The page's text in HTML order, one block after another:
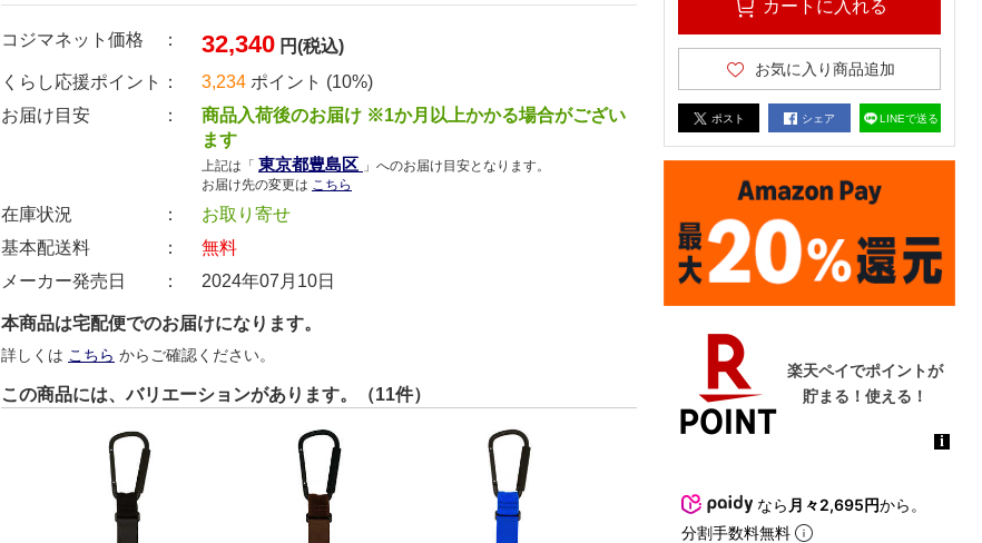
コジマネット価格 ： 32,340 円(税込)
くらし応援ポイント：
3,234 ポイント (10%)
お届け目安 ：
商品入荷後のお届け ※1か月以上かかる場合がござい
ます
上記は「 東京都豊島区 」へのお届け目安となります。
お届け先の変更は こちら
在庫状況 ：
お取り寄せ
基本配送料 ：
無料
メーカー発売日 ：
2024年07月10日
本商品は宅配便でのお届けになります。
詳しくは こちら からご確認ください。
この商品には、バリエーションがあります。（11件）
カートに入れる
お気に入り商品追加
ポスト シェア LINEで送る
なら 月々2,695円から。
分割手数料無料